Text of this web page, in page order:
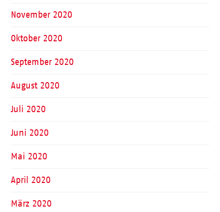
November 2020
Oktober 2020
September 2020
August 2020
Juli 2020
Juni 2020
Mai 2020
April 2020
März 2020